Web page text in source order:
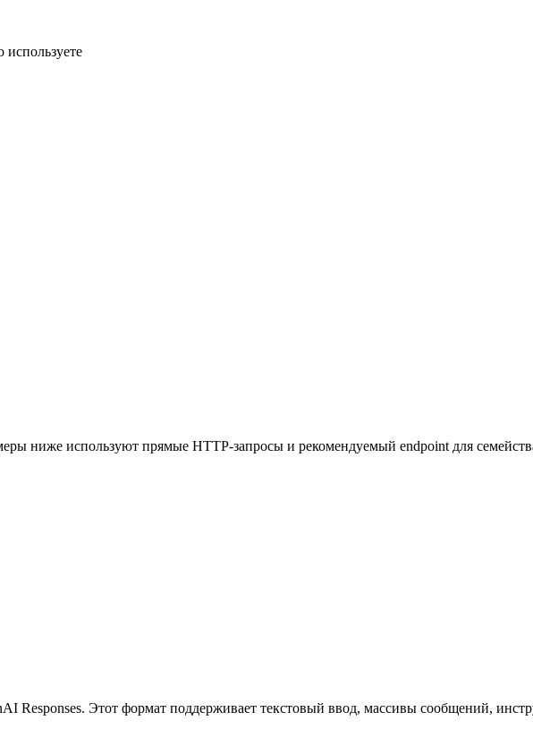
используете
ниже используют прямые HTTP-запросы и рекомендуемый endpoint для
Responses. Этот формат поддерживает текстовый ввод, массивы сообщений,